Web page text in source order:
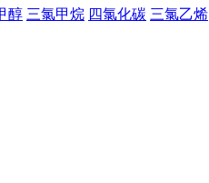
醇 三氯甲烷 四氯化碳 三氯乙烯